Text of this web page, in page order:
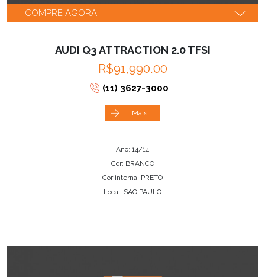
COMPRE AGORA
AUDI Q3 ATTRACTION 2.0 TFSI
R$91,990.00
(11) 3627-3000
Mais
Ano: 14/14
Cor: BRANCO
Cor interna: PRETO
Local: SAO PAULO